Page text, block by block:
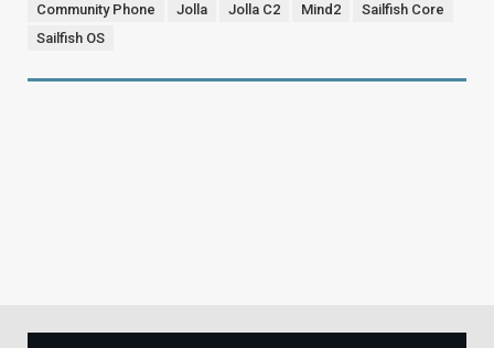
Community Phone Jolla Jolla C2 Mind2
Sailfish Core
Sailfish OS